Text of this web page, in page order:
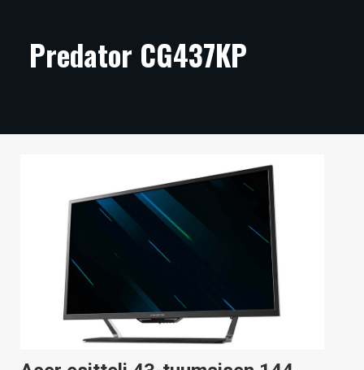
ARTIKKELIT
TECHBBS
VAIHDA TEEMA
Predator CG437KP